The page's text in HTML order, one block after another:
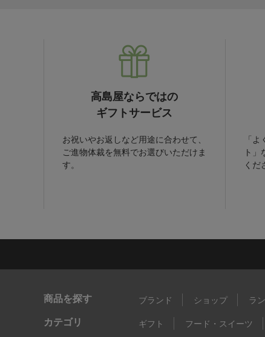
高島屋ならではの
ギフトサービス
お祝いやお返しなど用途に合わせて、
ご進物体裁を無料でお選びいただけま
す。
「
ト
くだ
商品を探す ブランド ショップ ラ
カテゴリ ギフト フード・スイーツ